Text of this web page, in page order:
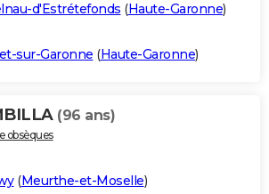
d'Estrétefonds (Haute-Garonne)
sur-Garonne (Haute-Garonne)
(96 ans)
obsèques
(Meurthe-et-Moselle)